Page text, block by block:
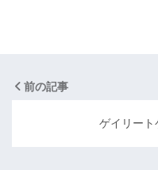
前の記事
ゲイリート